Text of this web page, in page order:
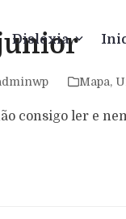
Dislexia
Mapa,
consigo ler e